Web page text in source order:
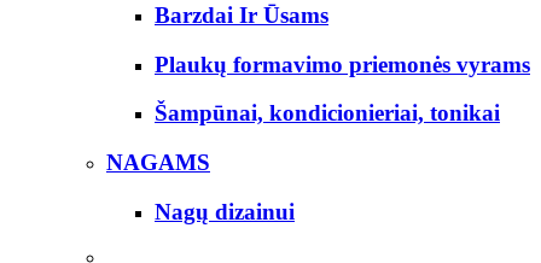
Barzdai Ir Ūsams
Plaukų formavimo priemonės vyrams
Šampūnai, kondicionieriai, tonikai
NAGAMS
Nagų dizainui